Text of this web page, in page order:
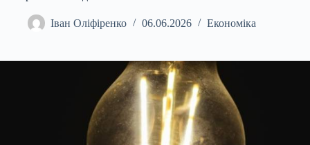
Іван Оліфіренко 06.06.2026 Економіка